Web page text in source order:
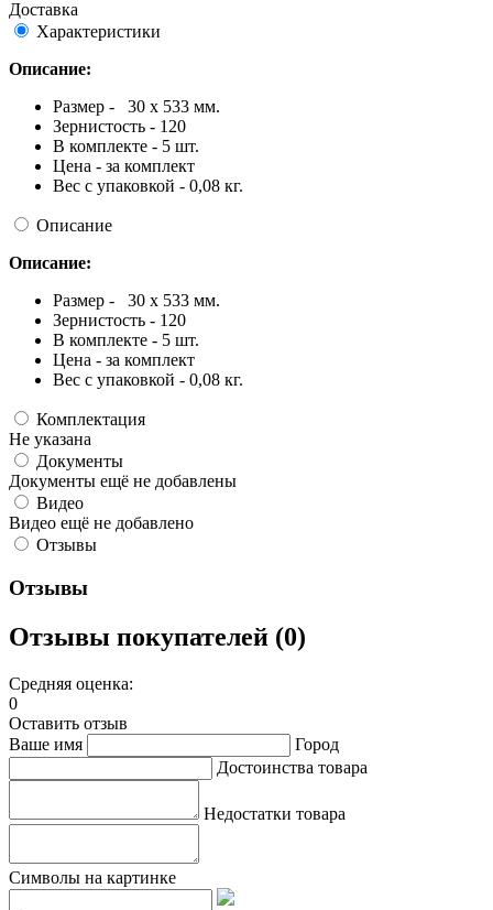
Доставка
Характеристики
Описание:
Размер - 30 х 533 мм.
Зернистость - 120
В комплекте - 5 шт.
Цена - за комплект
Вес с упаковкой - 0,08 кг.
Описание
Описание:
Размер - 30 х 533 мм.
Зернистость - 120
В комплекте - 5 шт.
Цена - за комплект
Вес с упаковкой - 0,08 кг.
Комплектация
Не указана
Документы
Документы ещё не добавлены
Видео
Видео ещё не добавлено
Отзывы
Отзывы
Отзывы покупателей (0)
Средняя оценка:
0
Оставить отзыв
Ваше имя
Город
Достоинства товара
Недостатки товара
Символы на картинке